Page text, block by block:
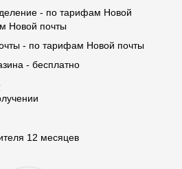
- по тарифам Новой
Новой почты
- по тарифам Новой почты
- бесплатно
12 месяцев